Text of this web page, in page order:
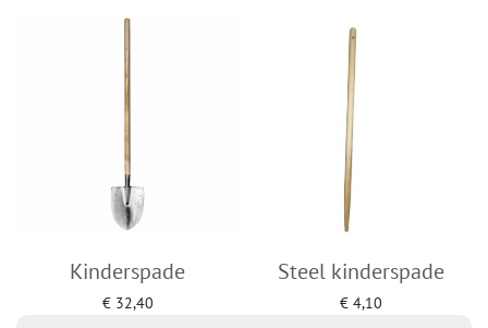
Kinderspade
€32,40
Steel kinderspade
€4,10